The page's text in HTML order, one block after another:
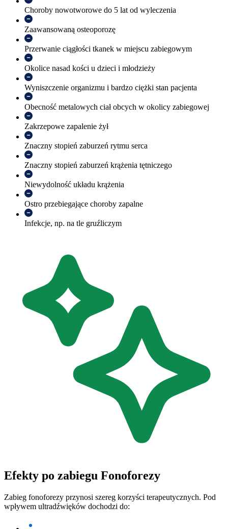
Choroby nowotworowe do 5 lat od wyleczenia
Zaawansowaną osteoporozę
Przerwanie ciągłości tkanek w miejscu zabiegowym
Okolice nasad kości u dzieci i młodzieży
Wyniszczenie organizmu i bardzo ciężki stan pacjenta
Obecność metalowych ciał obcych w okolicy zabiegowej
Zakrzepowe zapalenie żył
Znaczny stopień zaburzeń rytmu serca
Znaczny stopień zaburzeń krążenia tętniczego
Niewydolność układu krążenia
Ostro przebiegające choroby zapalne
Infekcje, np. na tle gruźliczym
Efekty po zabiegu Fonoforezy
Zabieg fonoforezy przynosi szereg korzyści terapeutycznych. Pod
wpływem ultradźwięków dochodzi do: